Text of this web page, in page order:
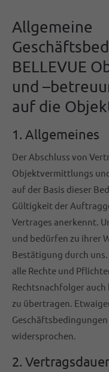
Allgemeine
BELLEVUE
und
auf die
1. Allgemeines
Der Abschluss von
Objektvermittlungs
auf der Basis dieser
Gültigkeit der
Vertrages anerkennt.
und bedürfen zu ihrer
Bestätigung durch
alle Rechte und
Rechtsnachfolger
zu übertragen.
widersprochen.
2.